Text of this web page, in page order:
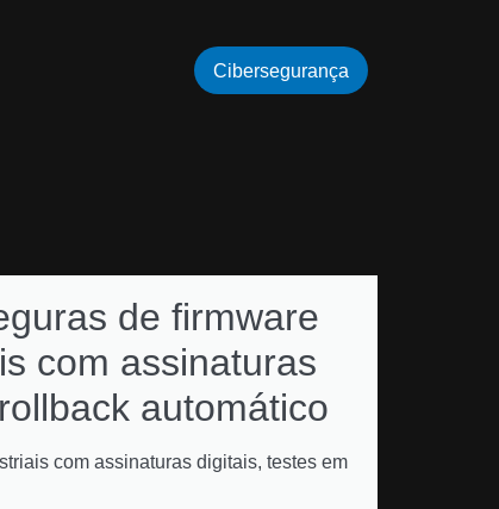
de firmware
com assinaturas
automático
com assinaturas digitais, testes em
Cibersegurança